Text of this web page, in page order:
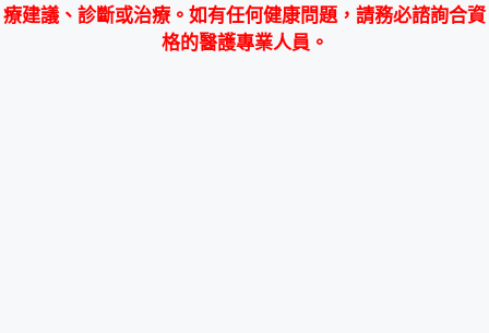
療建議、診斷或治療。如有任何健康問題，請務必諮詢合資
格的醫護專業人員。